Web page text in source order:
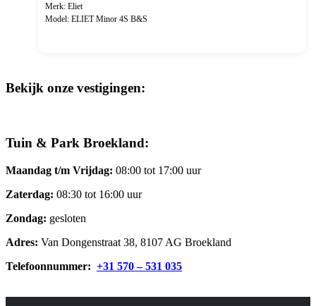
Merk: Eliet
Model: ELIET Minor 4S B&S
Bekijk onze vestigingen:
Tuin & Park Broekland:
Maandag t/m Vrijdag: 08:00 tot 17:00 uur
Zaterdag: 08:30 tot 16:00 uur
Zondag: gesloten
Adres: Van Dongenstraat 38, 8107 AG Broekland
Telefoonnummer: +31 570 – 531 035